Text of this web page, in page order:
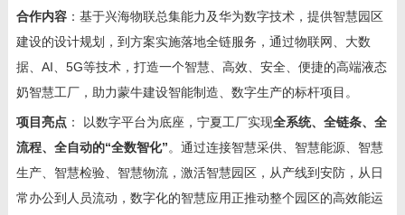
合作内容：基于兴海物联总集能力及华为数字技术，提供智慧园区
建设的设计规划，到方案实施落地全链服务，通过物联网、大数
据、AI、5G等技术，打造一个智慧、高效、安全、便捷的高端液态
奶智慧工厂，助力蒙牛建设智能制造、数字生产的标杆项目。
项目亮点： 以数字平台为底座，宁夏工厂实现全系统、全链条、全
流程、全自动的“全数智化”。通过连接智慧采供、智慧能源、智慧
生产、智慧检验、智慧物流，激活智慧园区，从产线到安防，从日
常办公到人员流动，数字化的智慧应用正推动整个园区的高效能运